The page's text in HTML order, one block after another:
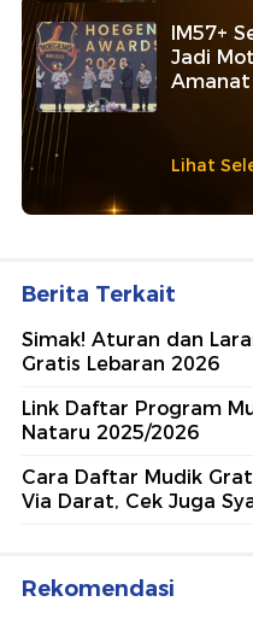
IM57+
Jadi
Lihat
Berita Terkait
Simak! Aturan dan
Gratis Lebaran 2026
Link Daftar Program
Nataru 2025/2026
Cara Daftar Mudik
Via Darat, Cek Juga
Rekomendasi